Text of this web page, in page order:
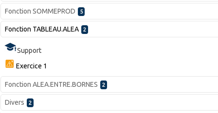
Fonction SOMMEPROD 5
Fonction TABLEAU.ALEA 2
Support
Exercice 1
Fonction ALEA.ENTRE.BORNES 2
Divers 2